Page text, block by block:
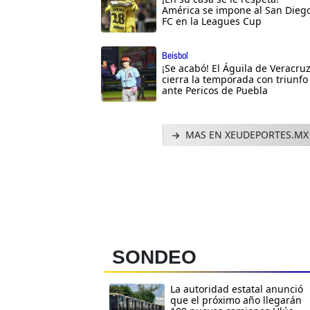
América se impone al San
FC en la Leagues Cup
Beisbol
¡Se acabó! El Águila de Veracruz
cierra la temporada con triunfo
ante Pericos de Puebla
MAS EN XEUDEPORTES.MX
SONDEO
La autoridad estatal anunció
que el próximo año llegarán